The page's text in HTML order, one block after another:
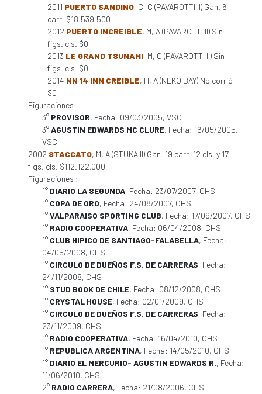
2011 PUERTO SANDINO, C, C (PAVAROTTI II) Gan. 6
carr. $18.539.500
2012 PUERTO INCREIBLE, M, A (PAVAROTTI II) Sin
figs. cls. $0
2013 LE GRAND TSUNAMI, M, C (PAVAROTTI II) Sin
figs. cls. $0
2014 NN 14 INN CREIBLE, H, A (NEKO BAY) No corrió
$0
Figuraciones :
3° PROVISOR, Fecha: 09/03/2005, VSC
3°AGUSTIN EDWARDS MC CLURE, Fecha: 16/05/2005,
VSC
2002 STACCATO, M, A (STUKA II) Gan. 19 carr. 12 cls. y 17
figs. cls. $112.122.000
Figuraciones :
1° DIARIO LA SEGUNDA, Fecha: 23/07/2007, CHS
1° COPA DE ORO, Fecha: 24/08/2007, CHS
1°VALPARAISO SPORTING CLUB, Fecha: 17/09/2007, CHS
1° RADIO COOPERATIVA, Fecha: 06/04/2008, CHS
1° CLUB HIPICO DE SANTIAGO-FALABELLA, Fecha:
04/05/2008, CHS
1° CIRCULO DE DUEÑOS F.S. DE CARRERAS, Fecha:
24/11/2008, CHS
1° STUD BOOK DE CHILE, Fecha: 08/12/2008, CHS
1° CRYSTAL HOUSE, Fecha: 02/01/2009, CHS
1° CIRCULO DE DUEÑOS F.S. DE CARRERAS, Fecha:
23/11/2009, CHS
1° RADIO COOPERATIVA, Fecha: 16/04/2010, CHS
1° REPUBLICA ARGENTINA, Fecha: 14/05/2010, CHS
1° DIARIO EL MERCURIO- AGUSTIN EDWARDS R., Fecha:
11/06/2010, CHS
2° RADIO CARRERA, Fecha: 21/08/2006, CHS